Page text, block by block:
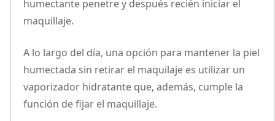
humectante penetre y después recién iniciar el
maquillaje.
A lo largo del día, una opción para mantener la piel
humectada sin retirar el maquilaje es utilizar un
vaporizador hidratante que, además, cumple la
función de fijar el maquillaje.